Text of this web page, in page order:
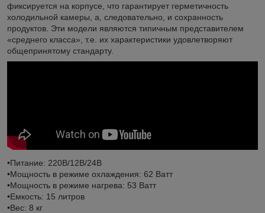
фиксируется на корпусе, что гарантирует герметичность
холодильной камеры, а, следовательно, и сохранность
продуктов. Эти модели являются типичным представителем
«среднего класса», т.е. их характеристики удовлетворяют
общепринятому стандарту.
•Питание: 220В/12В/24В
•Мощность в режиме охлаждения: 62 Ватт
•Мощность в режиме нагрева: 53 Ватт
•Емкость: 15 литров
•Вес: 8 кг